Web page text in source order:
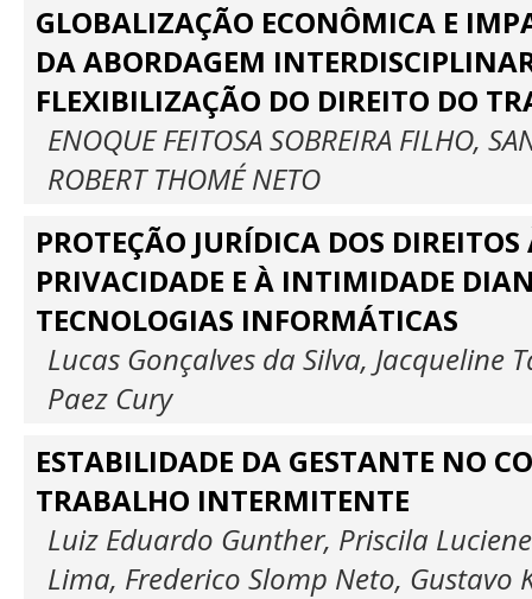
GLOBALIZAÇÃO ECONÔMICA E
DA ABORDAGEM
FLEXIBILIZAÇÃO DO DIREITO DO
ENOQUE FEITOSA SOBREIRA FILHO,
ROBERT THOMÉ NETO
PROTEÇÃO JURÍDICA DOS DIREITOS
PRIVACIDADE E À INTIMIDADE
TECNOLOGIAS INFORMÁTICAS
Lucas Gonçalves da Silva, Jacqueline
Paez Cury
ESTABILIDADE DA GESTANTE NO
TRABALHO INTERMITENTE
Luiz Eduardo Gunther, Priscila
Lima, Frederico Slomp Neto, Gustavo